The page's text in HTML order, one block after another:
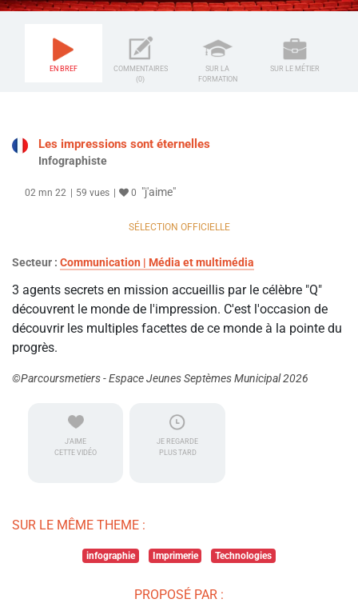
EN BREF
COMMENTAIRES
(0)
SUR LA
FORMATION
SUR LE MÉTIER
Les impressions sont éternelles
Infographiste
02 mn 22 59 vues 0 "j'aime"
SÉLECTION OFFICIELLE
Secteur : Communication | Média et multimédia
3 agents secrets en mission accueillis par le célèbre "Q"
découvrent le monde de l'impression. C'est l'occasion de
découvrir les multiples facettes de ce monde à la pointe du
progrès.
©Parcoursmetiers - Espace Jeunes Septèmes Municipal 2026
J'AIME
CETTE VIDÉO
JE REGARDE
PLUS TARD
SUR LE MÊME THEME :
infographie Imprimerie Technologies
PROPOSÉ PAR :